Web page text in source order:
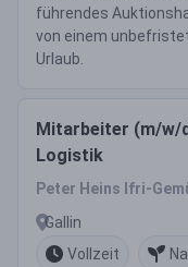
führendes
von einem
Urlaub.
Mitarbeiter (m/w/
Logistik
Peter Heins Ifri-
Gallin
Vollzeit